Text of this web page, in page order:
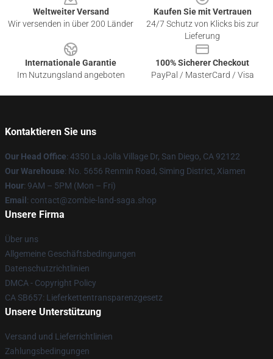
Weltweiter Versand
Wir versenden in über 200 Länder
Kaufen Sie mit Vertrauen
24/7 Schutz von Klicks bis zur
Lieferung
Internationale Garantie
Im Nutzungsland angeboten
100% Sicherer Checkout
PayPal / MasterCard / Visa
Kontaktieren Sie uns
Our Head Office: 4350 La Jolla Village Dr, San Diego, CA 92122
Our Warehouse: No. 5656 Renmin Road, Siming District, Xiamen
Hour: 9AM – 5PM (Mon – Fri)
Email : contact@zombie-land-saga.shop
Unsere Firma
Über uns
Allgemeine Geschäftsbedingungen
Datenschutzrichtlinien
DMCA - Copyright Policy
CA SB657: Lieferkettentransparenzgesetz
Unsere Unterstützung
Versand und Lieferrichtlinien
Zahlungsbedingungen